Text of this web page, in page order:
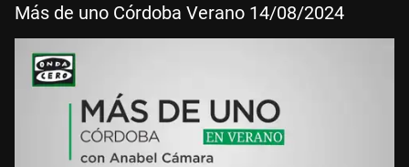
Más de uno Córdoba Verano 14/08/2024